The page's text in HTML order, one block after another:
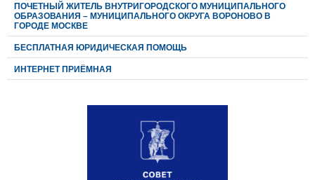
ПОЧЕТНЫЙ ЖИТЕЛЬ ВНУТРИГОРОДСКОГО МУНИЦИПАЛЬНОГО
ОБРАЗОВАНИЯ – МУНИЦИПАЛЬНОГО ОКРУГА ВОРОНОВО В
ГОРОДЕ МОСКВЕ
БЕСПЛАТНАЯ ЮРИДИЧЕСКАЯ ПОМОЩЬ
ИНТЕРНЕТ ПРИЁМНАЯ